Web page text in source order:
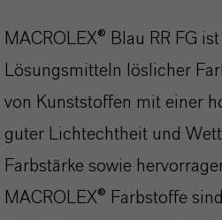
MACROLEX® Blau RR FG
Lösungsmitteln löslicher
von Kunststoffen mit einer
guter Lichtechtheit und
Farbstärke sowie
MACROLEX® Farbstoffe